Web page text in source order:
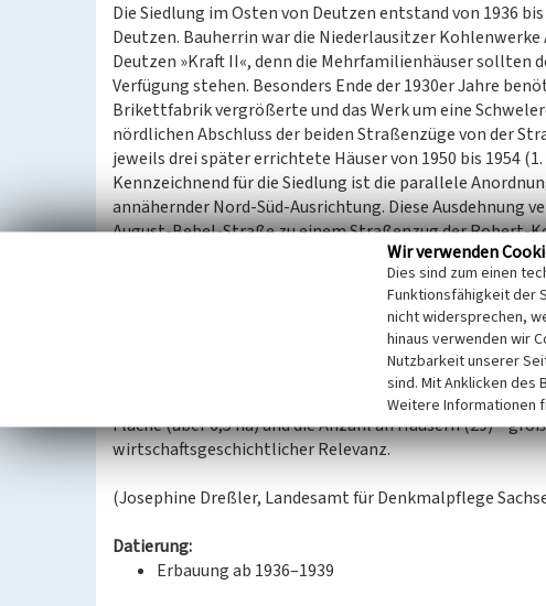
Die Siedlung im Osten von Deutzen entstand von 1936
Deutzen. Bauherrin war die Niederlausitzer
Deutzen »Kraft II«, denn die Mehrfamilienhäuser sollten
Verfügung stehen. Besonders Ende der 1930er Jahre
Brikettfabrik vergrößerte und das Werk um eine
nördlichen Abschluss der beiden Straßenzüge von der
jeweils drei später errichtete Häuser von 1950 bis 1954
Kennzeichnend für die Siedlung ist die parallele
annähernder Nord-Süd-Ausrichtung. Diese Ausdehnung
August-Bebel-Straße zu einem Straßenzug der Robert-
ursprünglichen Bauten der 1930er Jahre handelt es
für zumeist vier Familien. Die Fassaden werden durch
Klinker charakterisiert. Zusätzlich gibt es im
All diese Elemente sind nur mehr vereinzelt erhalten.
Weniger homogen wurden die jüngsten Bauten der
zweispännige und zweigeschossige Satteldachbauten
entstanden Häuser mit bis zu 16 Wohneinheiten. Bei der
Fläche (über 6,5 ha) und die Anzahl an Häusern (29) –
wirtschaftsgeschichtlicher Relevanz.
(Josephine Dreßler, Landesamt für Denkmalpflege
Datierung:
Erbauung ab 1936–1939
Wir verwenden
Dies sind zum einen
Funktionsfähigkeit der
nicht widersprechen,
hinaus verwenden wir
Nutzbarkeit unserer
sind. Mit Anklicken des
Weitere Informationen